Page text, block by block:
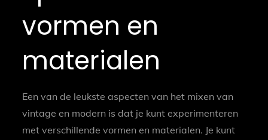
vormen en
materialen
Een van de leukste aspecten van het mixen van
vintage en modern is dat je kunt experimenteren
met verschillende vormen en materialen. Je kunt